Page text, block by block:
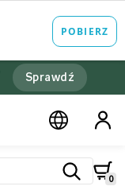
Sprawdź
0